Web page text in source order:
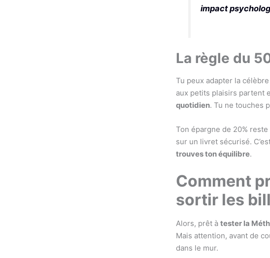
impact
La règle du
Tu peux adapter la
aux petits plaisirs partent
quotidien. Tu ne touches
Ton épargne de 20%
sur un livret sécurisé.
trouves ton équilibre.
Comment
sortir les
Alors, prêt à tester la
Mais attention, avant de
dans le mur.